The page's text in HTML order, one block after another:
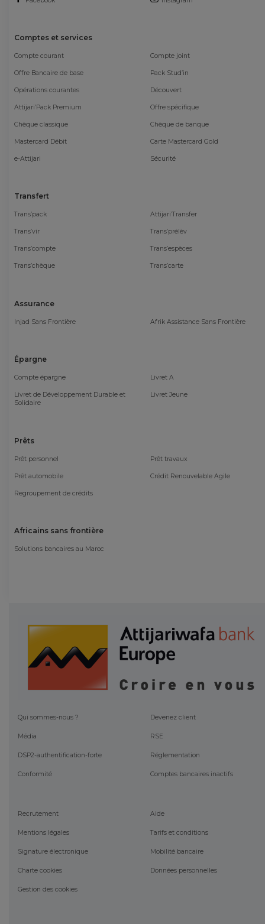
Comptes et services
Compte courant Compte joint
Offre Bancaire de base Pack Stud’in
Opérations courantes Découvert
Attijari’Pack Premium Offre spécifique
Chèque classique Chèque de banque
Mastercard Débit Carte Mastercard Gold
e-Attijari Sécurité
Transfert
Trans’pack Attijari’Transfer
Trans’vir Trans’prélèv
Trans’compte Trans’espèces
Trans’chèque Trans’carte
Assurance
Injad Sans Frontière Afrik Assistance Sans Frontière
Épargne
Compte épargne Livret A
Livret de Développement Durable et
Solidaire
Livret Jeune
Prêts
Prêt personnel Prêt travaux
Prêt automobile Crédit Renouvelable Agile
Regroupement de crédits
Africains sans frontière
Solutions bancaires au Maroc
Qui sommes-nous ? Devenez client
Média RSE
DSP2-authentification-forte Réglementation
Conformité Comptes bancaires inactifs
Recrutement Aide
Mentions légales Tarifs et conditions
Signature électronique Mobilité bancaire
Charte cookies Données personnelles
Gestion des cookies